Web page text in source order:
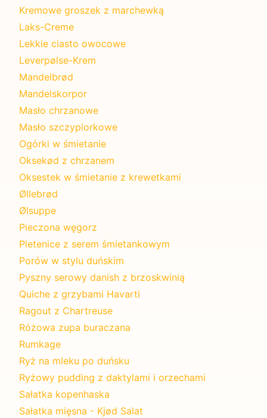
Kremowe groszek z marchewką
Laks-Creme
Lekkie ciasto owocowe
Leverpølse-Krem
Mandelbrød
Mandelskorpor
Masło chrzanowe
Masło szczypiorkowe
Ogórki w śmietanie
Oksekød z chrzanem
Oksestek w śmietanie z krewetkami
Øllebrød
Ølsuppe
Pieczona węgorz
Pletenice z serem śmietankowym
Porów w stylu duńskim
Pyszny serowy danish z brzoskwinią
Quiche z grzybami Havarti
Ragout z Chartreuse
Różowa zupa buraczana
Rumkage
Ryż na mleku po duńsku
Ryżowy pudding z daktylami i orzechami
Sałatka kopenhaska
Sałatka mięsna - Kjød Salat